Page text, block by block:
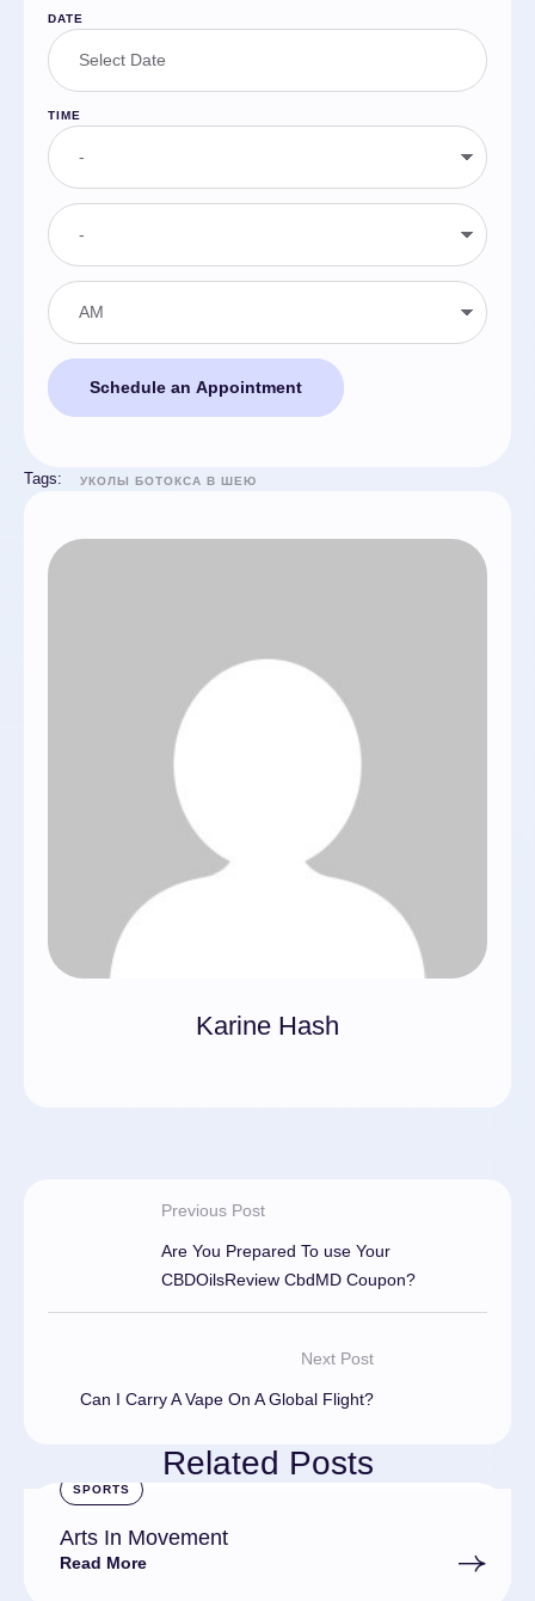
DATE
TIME
Schedule an Appointment
Tags: УКОЛЫ БОТОКСА В ШЕЮ
Karine Hash
Previous Post
Are You Prepared To use Your
CBDOilsReview CbdMD Coupon?
Next Post
Can I Carry A Vape On A Global Flight?
Related Posts
SPORTS
Arts In Movement
Read More